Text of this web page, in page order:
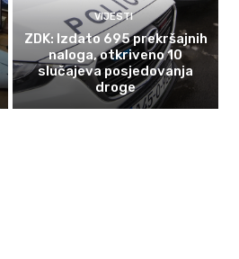
VIJESTI
ZDK: Izdato 695 prekršajnih
naloga, otkriveno 10
slučajeva posjedovanja
droge